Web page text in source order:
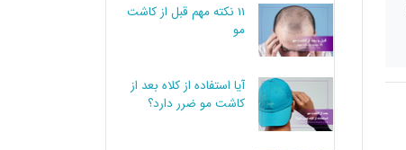
11 نکته مهم قبل از کاشت
مو
آیا استفاده از کلاه بعد از
کاشت مو ضرر دارد؟